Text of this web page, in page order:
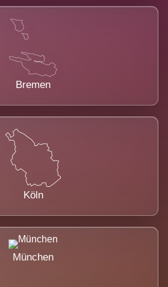
Bremen
Köln
München